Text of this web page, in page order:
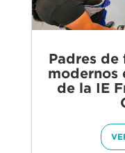
Padres de
modernos
de la IE